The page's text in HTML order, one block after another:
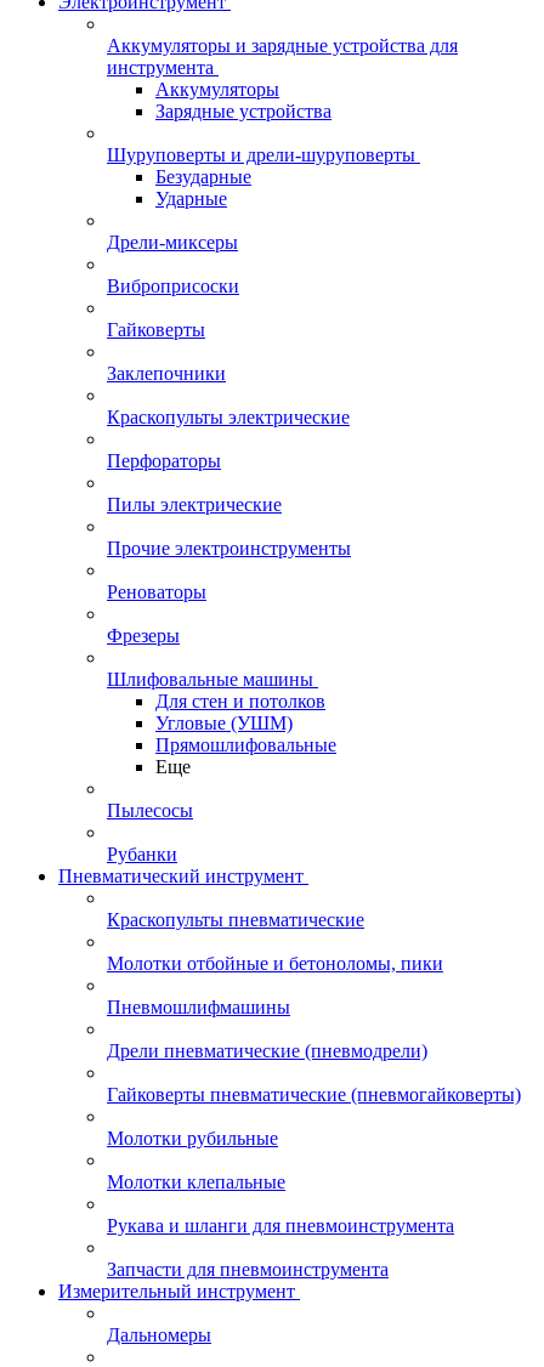
Аккумуляторы и зарядные устройства для
инструмента
Аккумуляторы
Зарядные устройства
Шуруповерты и дрели-шуруповерты
Безударные
Ударные
Дрели-миксеры
Виброприсоски
Гайковерты
Заклепочники
Краскопульты электрические
Перфораторы
Пилы электрические
Прочие электроинструменты
Реноваторы
Фрезеры
Шлифовальные машины
Для стен и потолков
Угловые (УШМ)
Прямошлифовальные
Еще
Пылесосы
Рубанки
Пневматический инструмент
Краскопульты пневматические
Молотки отбойные и бетоноломы, пики
Пневмошлифмашины
Дрели пневматические (пневмодрели)
Гайковерты пневматические (пневмогайковерты)
Молотки рубильные
Молотки клепальные
Рукава и шланги для пневмоинструмента
Запчасти для пневмоинструмента
Измерительный инструмент
Дальномеры